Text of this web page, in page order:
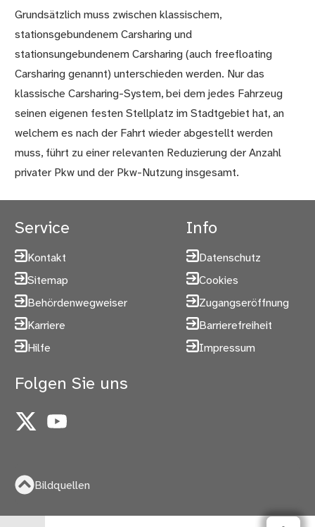
Grundsätzlich muss zwischen klassischem,
stationsgebundenem Carsharing und
stationsungebundenem Carsharing (auch freefloating
Carsharing genannt) unterschieden werden. Nur das
klassische Carsharing-System, bei dem jedes Fahrzeug
seinen eigenen festen Stellplatz im Stadtgebiet hat, an
welchem es nach der Fahrt wieder abgestellt werden
muss, führt zu einer relevanten Reduzierung der Anzahl
privater Pkw und der Pkw-Nutzung insgesamt.
Service
Kontakt
Sitemap
Behördenwegweiser
Karriere
Hilfe
Info
Datenschutz
Cookies
Zugangseröffnung
Barrierefreiheit
Impressum
Folgen Sie uns
X YouTube
Bildquellen